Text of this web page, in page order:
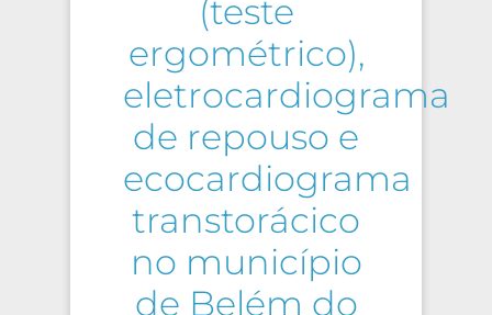
(teste
ergométrico),
eletrocardiograma
de repouso e
ecocardiograma
transtorácico
no município
de Belém do